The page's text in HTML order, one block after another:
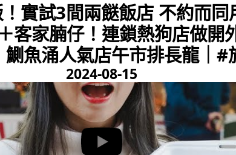
實試3間兩餸飯店 不約而同
客家腩仔！連鎖熱狗店做開
魚涌人氣店午市排長龍｜#
2024-08-15